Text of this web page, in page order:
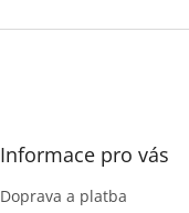
Informace pro vás
Doprava a platba